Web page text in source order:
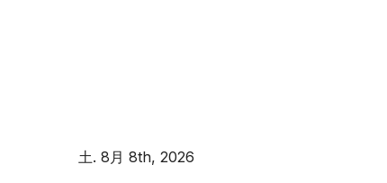
土. 8月 8th, 2026